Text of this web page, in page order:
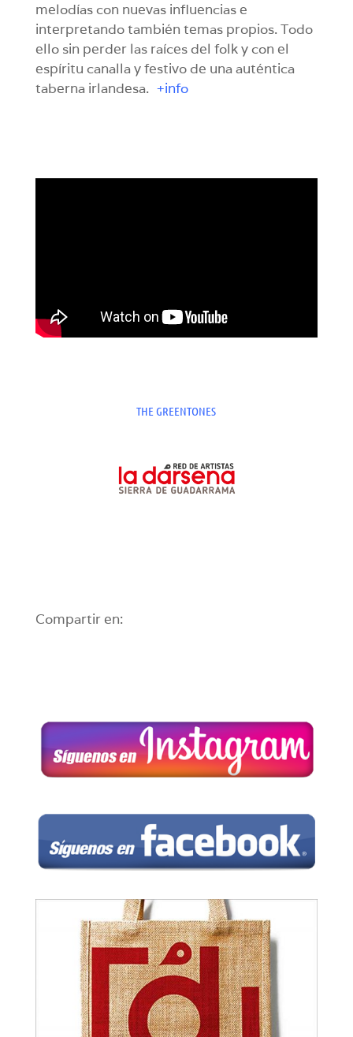
melodías con nuevas influencias e
interpretando también temas propios. Todo
ello sin perder las raíces del folk y con el
espíritu canalla y festivo de una auténtica
taberna irlandesa. +info
THE GREENTONES
Compartir en: